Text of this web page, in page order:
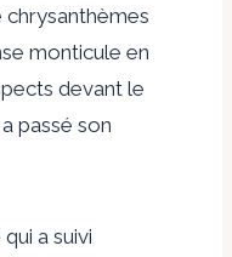
monticule en
devant le
passé son
a suivi